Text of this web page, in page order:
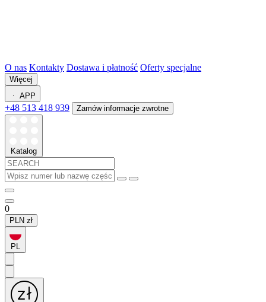
O nas Kontakty Dostawa i płatność Oferty specjalne
Więcej
APP
+48 513 418 939 Zamów informacje zwrotne
Katalog
0
PLN zł
PL